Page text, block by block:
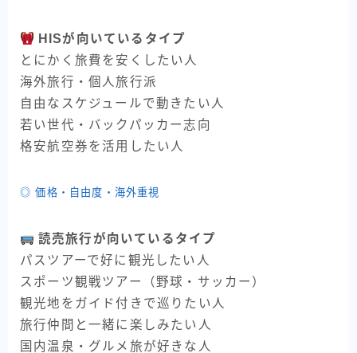
HISが向いているタイプ
とにかく旅費を安くしたい人
海外旅行・個人旅行派
自由なスケジュールで動きたい人
若い世代・バックパッカー志向
格安航空券を活用したい人
◎ 価格・自由度・海外重視
読売旅行が向いているタイプ
パスツアーで好に観光したい人
スポーツ観戦ツアー（野球・サッカー）
観光地をガイド付きで巡りたい人
旅行仲間と一緒に楽しみたい人
国内温泉・グルメ旅が好きな人